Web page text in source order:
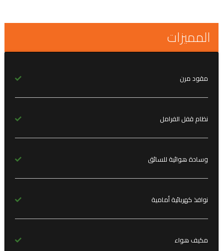
المميزات
مقود مرن
نظام قفل الفرامل
وسادة هوائية للسائق
نوافذ كهربائية أمامية
مكيف هواء